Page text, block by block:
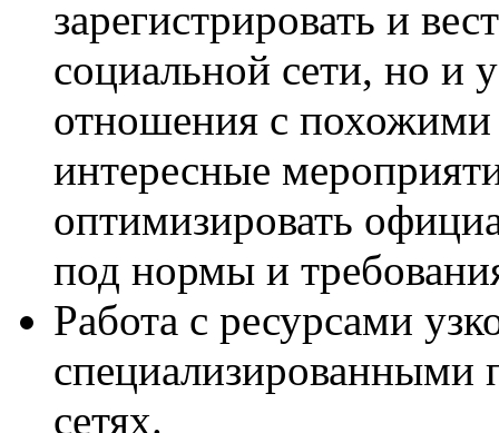
зарегистрировать и
социальной сети, но и
отношения с похожими
интересные
оптимизировать
под нормы и
Работа с ресурсами
специализированными
сетях.